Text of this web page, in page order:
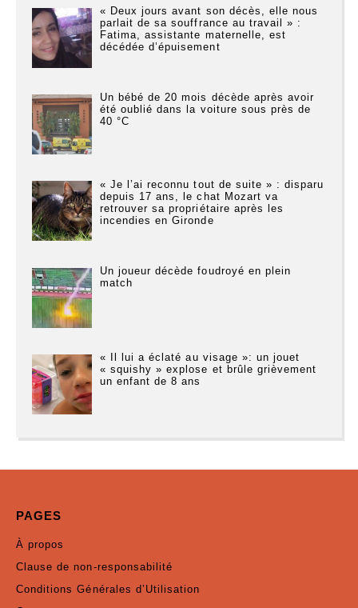
« Deux jours avant son décès, elle nous
parlait de sa souffrance au travail » :
Fatima, assistante maternelle, est
décédée d’épuisement
Un bébé de 20 mois décède après avoir
été oublié dans la voiture sous près de
40 °C
« Je l’ai reconnu tout de suite » : disparu
depuis 17 ans, le chat Mozart va
retrouver sa propriétaire après les
incendies en Gironde
Un joueur décède foudroyé en plein
match
« Il lui a éclaté au visage »: un jouet
« squishy » explose et brûle grièvement
un enfant de 8 ans
PAGES
À propos
Clause de non-responsabilité
Conditions Générales d’Utilisation